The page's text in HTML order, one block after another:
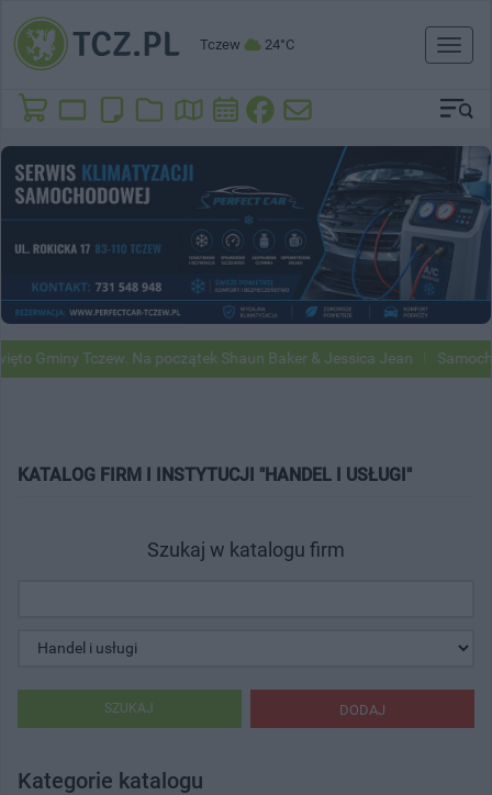
Tczew 24°C
Toggle
Gminy Tczew. Na początek Shaun Baker & Jessica Jean
KATALOG FIRM I INSTYTUCJI "HANDEL I USŁUGI"
Szukaj w katalogu firm
DODAJ
SZUKAJ
Kategorie katalogu